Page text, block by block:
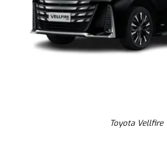
Toyota Vellfire